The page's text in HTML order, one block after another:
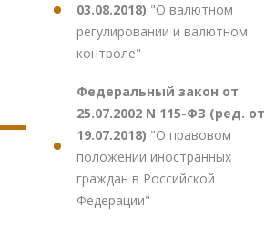
03.08.2018) "О валютном
регулировании и валютном
контроле"
Федеральный закон от
25.07.2002 N 115-ФЗ (ред. от
19.07.2018) "О правовом
положении иностранных
граждан в Российской
Федерации"